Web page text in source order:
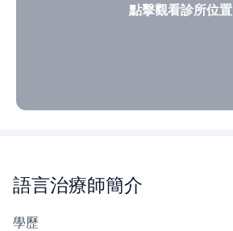
點擊觀看診所位置
語言治療師簡介
學歷